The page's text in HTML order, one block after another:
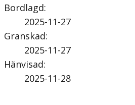
Bordlagd:
2025-11-27
Granskad:
2025-11-27
Hänvisad:
2025-11-28